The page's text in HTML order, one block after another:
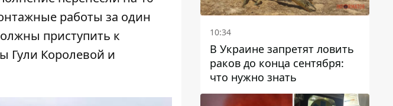
работы за один
приступить к
Гули Королевой и
10:34
В Украине запретят ловить
раков до конца сентября:
что нужно знать